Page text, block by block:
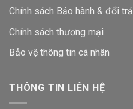
Chính sách Bảo hành & đổi trả
Chính sách thương mại
Bảo vệ thông tin cá nhân
THÔNG TIN LIÊN HỆ